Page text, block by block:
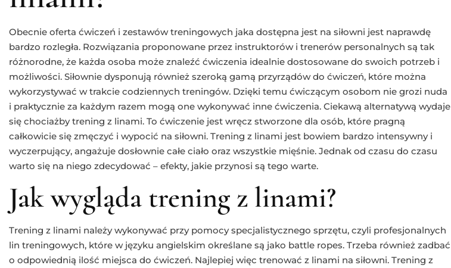
Obecnie oferta ćwiczeń i zestawów treningowych jaka dostępna jest na siłowni jest naprawdę
bardzo rozległa. Rozwiązania proponowane przez instruktorów i trenerów personalnych są tak
różnorodne, że każda osoba może znaleźć ćwiczenia idealnie dostosowane do swoich potrzeb i
możliwości. Siłownie dysponują również szeroką gamą przyrządów do ćwiczeń, które można
wykorzystywać w trakcie codziennych treningów. Dzięki temu ćwiczącym osobom nie grozi nuda
i praktycznie za każdym razem mogą one wykonywać inne ćwiczenia. Ciekawą alternatywą wydaje
się chociażby trening z linami. To ćwiczenie jest wręcz stworzone dla osób, które pragną
całkowicie się zmęczyć i wypocić na siłowni. Trening z linami jest bowiem bardzo intensywny i
wyczerpujący, angażuje dosłownie całe ciało oraz wszystkie mięśnie. Jednak od czasu do czasu
warto się na niego zdecydować – efekty, jakie przynosi są tego warte.
Jak wygląda trening z linami?
Trening z linami należy wykonywać przy pomocy specjalistycznego sprzętu, czyli profesjonalnych
lin treningowych, które w języku angielskim określane są jako battle ropes. Trzeba również zadbać
o odpowiednią ilość miejsca do ćwiczeń. Najlepiej więc trenować z linami na siłowni. Trening z